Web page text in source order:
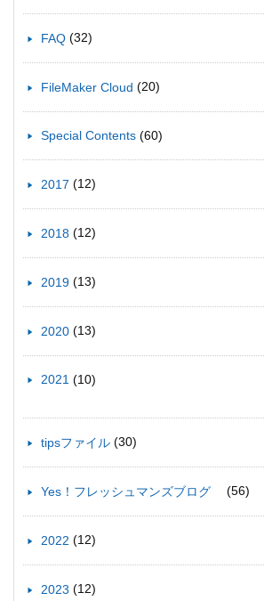
FAQ (32)
FileMaker Cloud (20)
Special Contents (60)
2017 (12)
2018 (12)
2019 (13)
2020 (13)
2021 (10)
tipsファイル (30)
Yes！フレッシュマンズブログ (56)
2022 (12)
2023 (12)